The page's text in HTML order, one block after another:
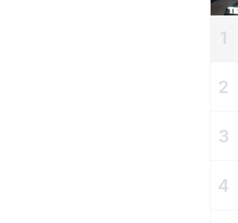
1
2
3
4